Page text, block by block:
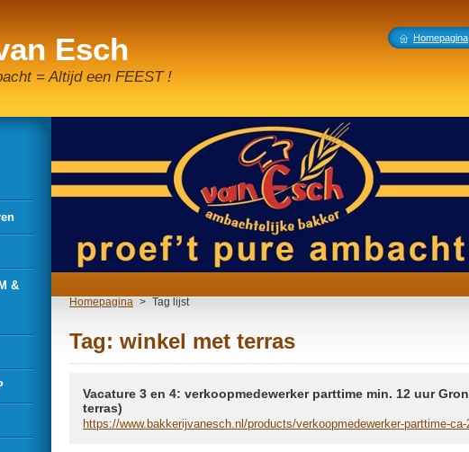
Esch
= Altijd een FEEST !
Homepagina > Tag lijst
Tag: winkel met terras
Vacature 3 en 4: verkoopmedewerker parttime min. 12 uur
terras)
https://www.bakkerijvanesch.nl/products/verkoopmedewerker-parttime-ca-
&
Homepagina